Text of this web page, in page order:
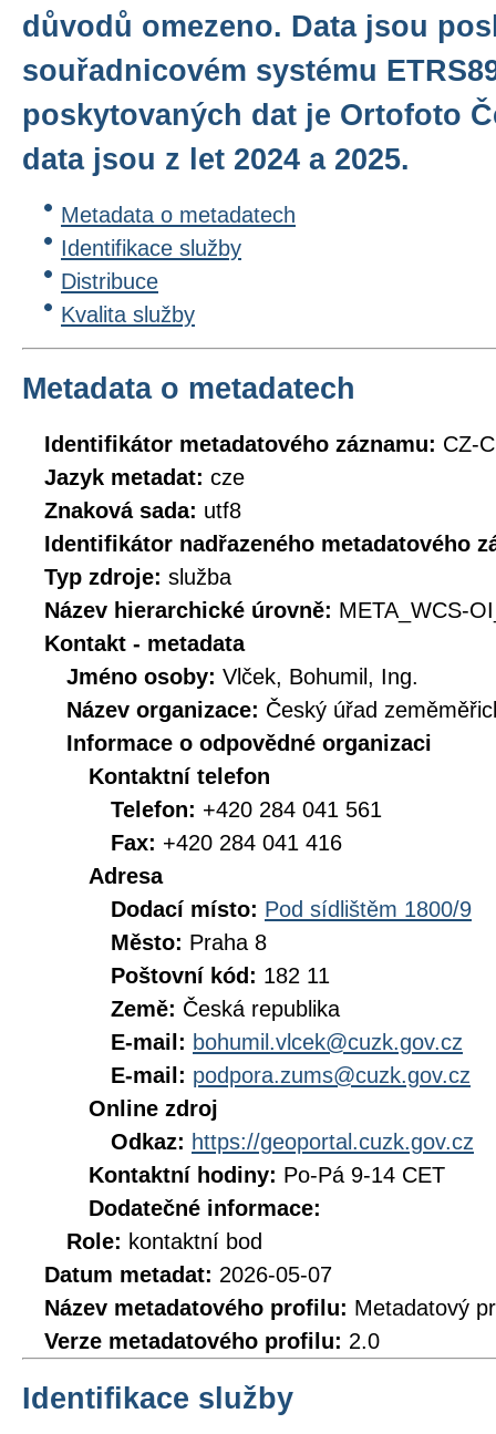
důvodů omezeno. Data jsou
souřadnicovém systému
poskytovaných dat je Ortofoto
data jsou z let 2024 a 2025.
Metadata o metadatech
Identifikace služby
Distribuce
Kvalita služby
Metadata o metadatech
Identifikátor metadatového záznamu: CZ-
Jazyk metadat: cze
Znaková sada: utf8
Identifikátor nadřazeného metadatového
Typ zdroje: služba
Název hierarchické úrovně: META_WCS-
Kontakt - metadata
Jméno osoby: Vlček, Bohumil, Ing.
Název organizace: Český úřad
Informace o odpovědné organizaci
Kontaktní telefon
Telefon: +420 284 041 561
Fax: +420 284 041 416
Adresa
Dodací místo: Pod sídlištěm 1800/9
Město: Praha 8
Poštovní kód: 182 11
Země: Česká republika
E-mail: bohumil.vlcek@cuzk.gov.cz
E-mail: podpora.zums@cuzk.gov.cz
Online zdroj
Odkaz: https://geoportal.cuzk.gov.cz
Kontaktní hodiny: Po-Pá 9-14 CET
Dodatečné informace:
Role: kontaktní bod
Datum metadat: 2026-05-07
Název metadatového profilu: Metadatový
Verze metadatového profilu: 2.0
Identifikace služby